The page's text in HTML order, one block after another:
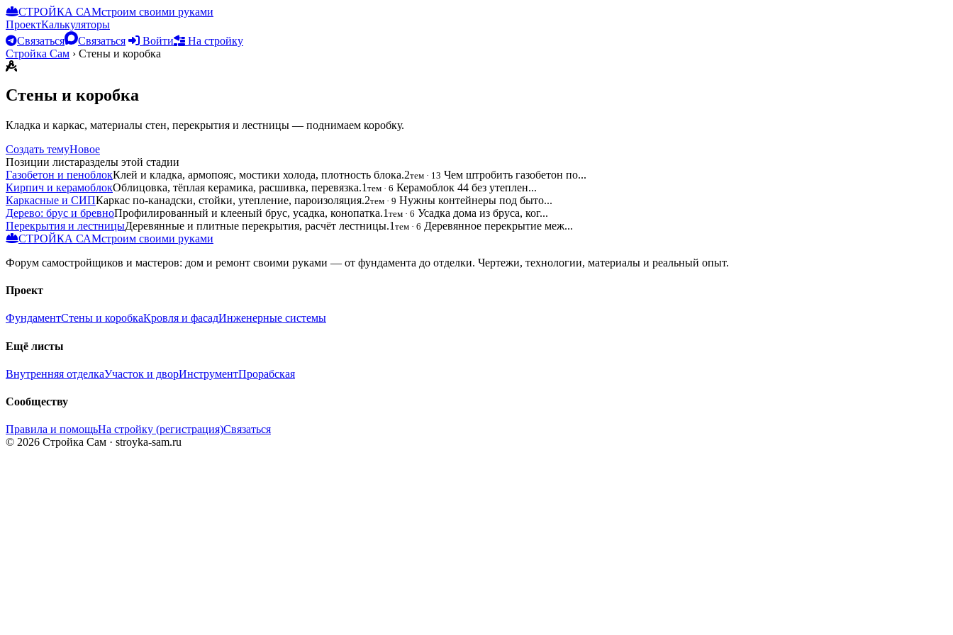
СТРОЙКА САМстроим своими руками
ПроектКалькуляторы
Связаться
Связаться Войти
На стройку
Стройка Сам › Стены и коробка
Стены и коробка
Кладка и каркас, материалы стен, перекрытия и лестницы — поднимаем коробку.
Создать темуНовое
Позиции листаразделы этой стадии
Газобетон и пеноблокКлей и кладка, армопояс, мостики холода, плотность блока.2тем · 13 Чем штробить газобетон по...
Кирпич и керамоблокОблицовка, тёплая керамика, расшивка, перевязка.1 тем · 6 Керамоблок 44 без утеплен...
Каркасные и СИПКаркас по-канадски, стойки, утепление, пароизоляция.2тем · 9 Нужны контейнеры под быто...
Дерево: брус и бревноПрофилированный и клееный брус, усадка, конопатка.1 тем · 6 Усадка дома из бруса, ког...
Перекрытия и лестницыДеревянные и плитные перекрытия, расчёт лестницы.1 тем · 6 Деревянное перекрытие меж...
СТРОЙКА САМстроим своими руками
Форум самостройщиков и мастеров: дом и ремонт своими руками — от фундамента до отделки. Чертежи, технологии, материалы и реальный опыт.
Проект
ФундаментСтены и коробкаКровля и фасадИнженерные системы
Ещё листы
Внутренняя отделкаУчасток и дворИнструментПрорабская
Сообществу
Правила и помощьНа стройку (регистрация)Связаться
© 2026 Стройка Сам · stroyka-sam.ru